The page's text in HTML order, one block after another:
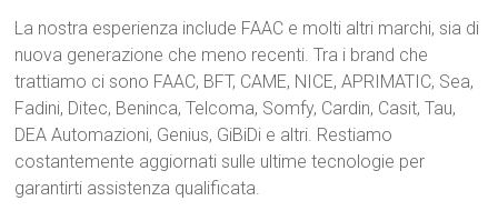
La nostra esperienza include FAAC e molti altri marchi, sia di
nuova generazione che meno recenti. Tra i brand che
trattiamo ci sono FAAC, BFT, CAME, NICE, APRIMATIC, Sea,
Fadini, Ditec, Beninca, Telcoma, Somfy, Cardin, Casit, Tau,
DEA Automazioni, Genius, GiBiDi e altri. Restiamo
costantemente aggiornati sulle ultime tecnologie per
garantirti assistenza qualificata.